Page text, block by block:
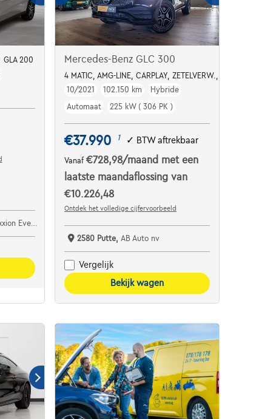
GLA 200
Evergem
Mercedes-Benz GLC 300
4 MATIC, AMG-LINE, CARPLAY, ZETELVERW., CAMERA, DAB,
10/2021
102.150 km
Hybride
Automaat
225 kW ( 306 PK )
€37.990 1 ✓ BTW aftrekbaar
Vanaf€728,98/maand met een
laatste maandaflossing van
€10.226,48
Ontdek het volledige cijfervoorbeeld
2580 Putte, AB Auto nv
Vergelijk
Bekijk wagen